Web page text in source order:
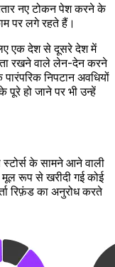
नए टोकन पेश करने के
पर लगे रहते हैं।
एक देश से दूसरे देश में
रखने वाले लेन-देन करने
निपटान अवधियों
पूरे हो जाने पर भी उन्हें
के सामने आने वाली
रूप से खरीदी गई कोई
रिफ़ंड का अनुरोध करते